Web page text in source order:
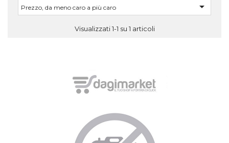
Prezzo, da meno caro a più caro 
Visualizzati 1-1 su 1 articoli